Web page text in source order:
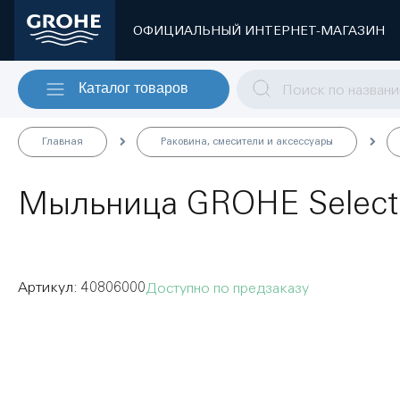
ОФИЦИАЛЬНЫЙ ИНТЕРНЕТ-МАГАЗИН
Каталог товаров
Главная Раковина, смесители и аксессуары
Мыльница GROHE
Доступно по предзаказу
40806000